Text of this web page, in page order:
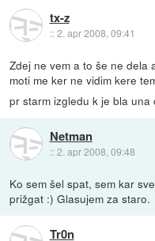
tx-z
::2. apr 2008, 09:41
Zdej ne vem a to še ne dela
moti me ker ne vidim kere
pr starm izgledu k je bla una
Netman
::2. apr 2008, 09:48
Ko sem šel spat, sem kar
prižgat :) Glasujem za staro.
Tr0n